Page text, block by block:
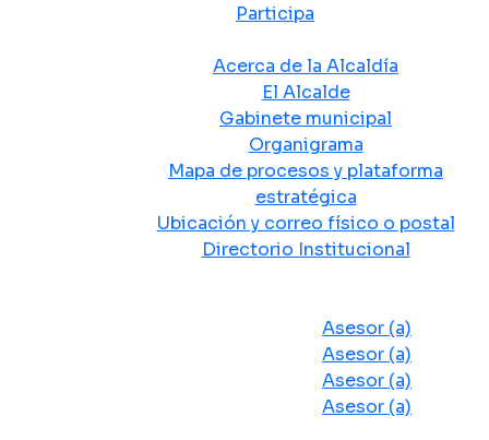
Participa
Acerca de la Alcaldía
El Alcalde
Gabinete municipal
Organigrama
Mapa de procesos y plataforma
estratégica
Ubicación y correo físico o postal
Directorio Institucional
Asesor (a)
Asesor (a)
Asesor (a)
Asesor (a)